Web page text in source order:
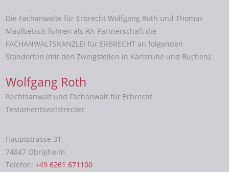
Die Fachanwälte für Erbrecht Wolfgang Roth und Thomas
Maulbetsch führen als RA-Partnerschaft die
FACHANWALTSKANZLEI für ERBRECHT an folgenden
Standorten (mit den Zweigstellen in Karlsruhe und Buchen):
Wolfgang Roth
Rechtsanwalt und Fachanwalt für Erbrecht
Testamentsvollstrecker
Hauptstrasse 31
74847 Obrigheim
Telefon:+49 6261 671100